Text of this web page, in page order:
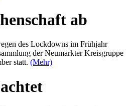
ab
des Lockdowns im Frühjahr
der Neumarkter Kreisgruppe
statt. (Mehr)